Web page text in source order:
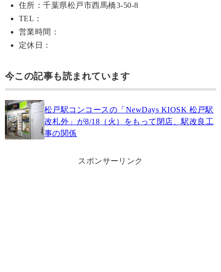
住所：千葉県松戸市西馬橋3-50-8
TEL：
営業時間：
定休日：
今この記事も読まれています
松戸駅コンコースの「NewDays KIOSK 松戸駅
改札外」が8/18（火）をもって閉店、駅改良工
事の関係
スポンサーリンク